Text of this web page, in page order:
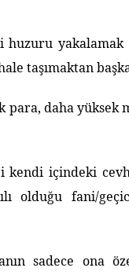
huzuru
taşımaktan
para, daha
kendi içindeki
olduğu fani/
sadece